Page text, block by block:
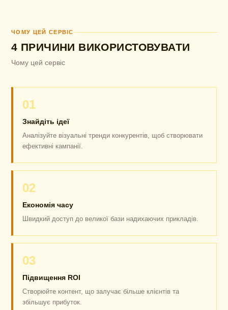
ЧОМУ ЦЕЙ СЕРВІС
4 ПРИЧИНИ ВИКОРИСТОВУВАТИ
Чому цей сервіс
01
Знайдіть ідеї
Аналізуйте візуальні тренди конкурентів, щоб створювати
ефективні кампанії.
02
Економія часу
Швидкий доступ до великої бази надихаючих прикладів.
03
Підвищення ROI
Створюйте контент, що залучає більше клієнтів та
збільшує прибуток.